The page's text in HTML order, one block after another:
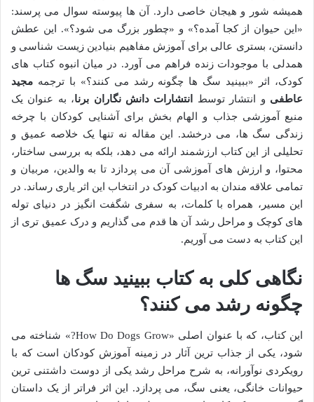
همیشه شور و هیجان خاصی دارد. آن ها پیوسته سوال می پرسند:
«این حیوان از کجا آمده؟» و «چطور بزرگ می شود؟». این عطش
دانستن، بستری عالی برای آموزش مفاهیم بنیادین زیست شناسی و
همدلی با موجودات زنده فراهم می آورد. در میان انبوه کتاب های
کودک، اثر «ببینید سگ ها چگونه رشد می کنند؟» با ترجمه مجید
عاطفی و انتشار توسط انتشارات دانش نگاران برنا، به عنوان یک
منبع آموزشی جذاب و الهام بخش برای آشنایی کودکان با چرخه
زندگی سگ ها، می درخشد. این مقاله نه تنها یک خلاصه عمیق و
تحلیلی از این کتاب ارزشمند ارائه می دهد، بلکه به بررسی ساختار،
محتوا، و ارزش های آموزشی آن می پردازد تا به والدین، مربیان و
تمامی علاقه مندان به ادبیات کودک در انتخاب این اثر یاری رساند. در
این مسیر، همراه با کلمات، به سفری شگفت انگیز در دنیای توله
های کوچک و مراحل رشد آن ها قدم می گذاریم و درک عمیق تری از
این کتاب به دست می آوریم.
نگاهی کلی به کتاب ببینید سگ ها
چگونه رشد می کنند؟
این کتاب، که با عنوان اصلی «How Do Dogs Grow?» شناخته می
شود، یکی از جذاب ترین آثار در زمینه آموزش کودکان است که با
رویکردی نوآورانه، به شرح مراحل رشد یکی از دوست داشتنی ترین
حیوانات خانگی، یعنی سگ، می پردازد. این اثر فراتر از یک داستان